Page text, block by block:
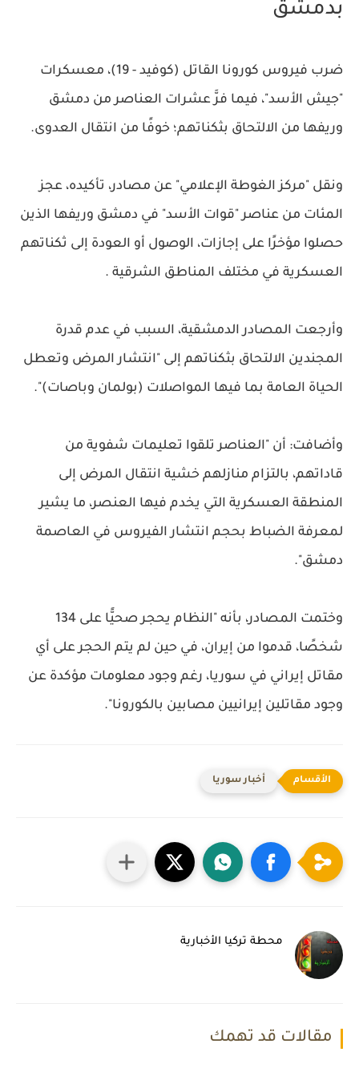
بدمشق
ضرب فيروس كورونا القاتل (كوفيد - 19)، معسكرات
"جيش الأسد"، فيما فرَّ عشرات العناصر من دمشق
وريفها من الالتحاق بثكناتهم؛ خوفًا من انتقال العدوى.
ونقل "مركز الغوطة الإعلامي" عن مصادر، تأكيده، عجز
المئات من عناصر "قوات الأسد" في دمشق وريفها الذين
حصلوا مؤخرًا على إجازات، الوصول أو العودة إلى ثكناتهم
العسكرية في مختلف المناطق الشرقية .
وأرجعت المصادر الدمشقية، السبب في عدم قدرة
المجندين الالتحاق بثكناتهم إلى "انتشار المرض وتعطل
الحياة العامة بما فيها المواصلات (بولمان وباصات)".
وأضافت: أن "العناصر تلقوا تعليمات شفوية من
قاداتهم، بالتزام منازلهم خشية انتقال المرض إلى
المنطقة العسكرية التي يخدم فيها العنصر، ما يشير
لمعرفة الضباط بحجم انتشار الفيروس في العاصمة
دمشق".
وختمت المصادر، بأنه "النظام يحجر صحيًّا على 134
شخصًا، قدموا من إيران، في حين لم يتم الحجر على أي
مقاتل إيراني في سوريا، رغم وجود معلومات مؤكدة عن
وجود مقاتلين إيرانيين مصابين بالكورونا".
أخبار سوريا
محطة تركيا الأخبارية
مقالات قد تهمك